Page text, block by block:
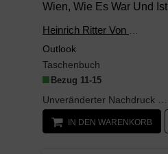
Wien, Wie Es War Und Ist
Heinrich Ritter Von Levitschnigg
Outlook
Taschenbuch
Bezug 11-15
Unveränderter Nachdruck der Originalausgabe von 1860.
IN DEN WARENKORB